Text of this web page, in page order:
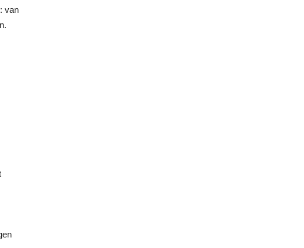
van